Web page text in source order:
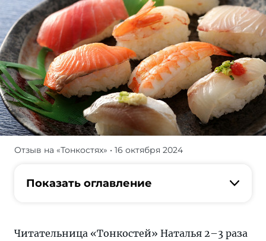
Хочу
Отзыв на «Тонкостях» • 16 октября 2024
Показать оглавление
Читательница «Тонкостей» Наталья 2–3 раза